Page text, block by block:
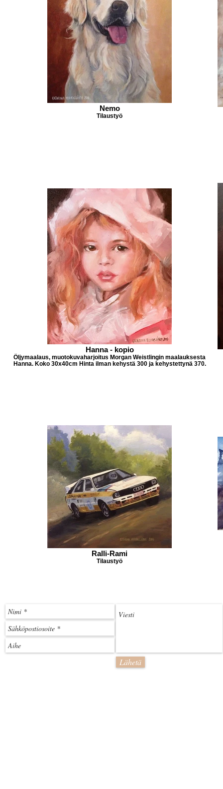
Nemo
Tilaustyö
Hanna - kopio
Öljymaalaus, muotokuvaharjoitus Morgan Weistlingin maalauksesta
Hanna. Koko 30x40cm Hinta ilman kehystä 300 ja kehystettynä 370.
Ralli-Rami
Tilaustyö
Lähetä